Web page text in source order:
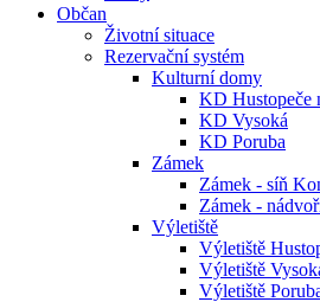
Občan
Životní situace
Rezervační systém
Kulturní domy
KD Hustopeče
KD Vysoká
KD Poruba
Zámek
Zámek - síň
Zámek -
Výletiště
Výletiště
Výletiště
Výletiště